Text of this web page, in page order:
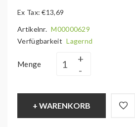
Ex Tax: €13,69
Artikelnr. M00000629
Verfügbarkeit Lagernd
Menge
+ WARENKORB